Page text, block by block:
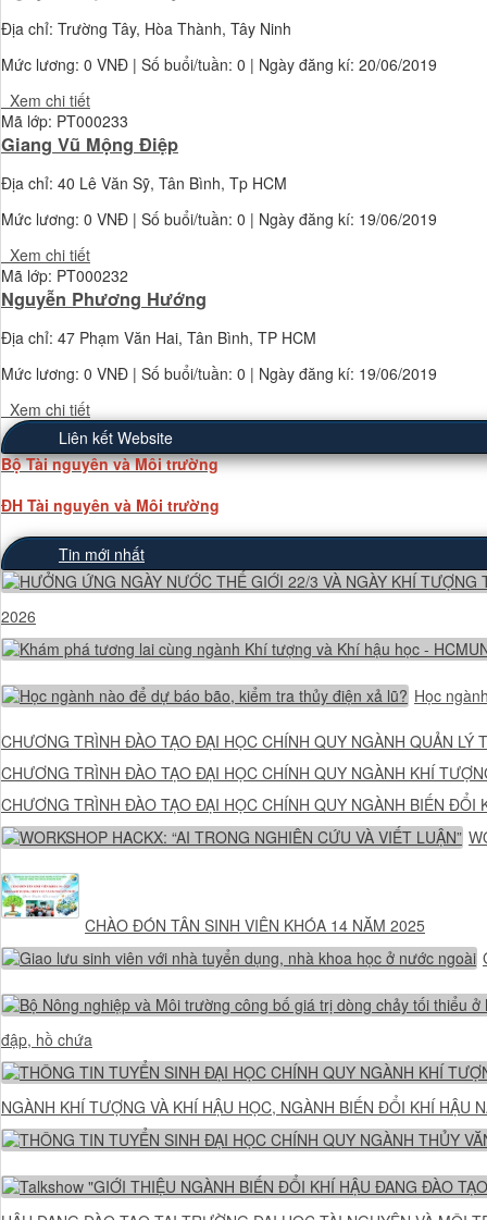
Địa chỉ: Trường Tây, Hòa Thành, Tây Ninh
Mức lương: 0 VNĐ | Số buổi/tuần: 0 | Ngày đăng kí: 20/06/2019
Xem chi tiết
Mã lớp: PT000233
Giang Vũ Mộng Điệp
Địa chỉ: 40 Lê Văn Sỹ, Tân Bình, Tp HCM
Mức lương: 0 VNĐ | Số buổi/tuần: 0 | Ngày đăng kí: 19/06/2019
Xem chi tiết
Mã lớp: PT000232
Nguyễn Phương Hướng
Địa chỉ: 47 Phạm Văn Hai, Tân Bình, TP HCM
Mức lương: 0 VNĐ | Số buổi/tuần: 0 | Ngày đăng kí: 19/06/2019
Xem chi tiết
Liên kết Website
Bộ Tài nguyên và Môi trường
ĐH Tài nguyên và Môi trường
Tin mới nhất
2026
Học
CHƯƠNG TRÌNH ĐÀO TẠO ĐẠI HỌC CHÍNH QUY NGÀNH QUẢN LÝ
CHƯƠNG TRÌNH ĐÀO TẠO ĐẠI HỌC CHÍNH QUY NGÀNH KHÍ
CHƯƠNG TRÌNH ĐÀO TẠO ĐẠI HỌC CHÍNH QUY NGÀNH BIẾN ĐỔI
CHÀO ĐÓN TÂN SINH VIÊN KHÓA 14 NĂM 2025
đập, hồ chứa
NGÀNH KHÍ TƯỢNG VÀ KHÍ HẬU HỌC, NGÀNH BIẾN ĐỔI KHÍ HẬU